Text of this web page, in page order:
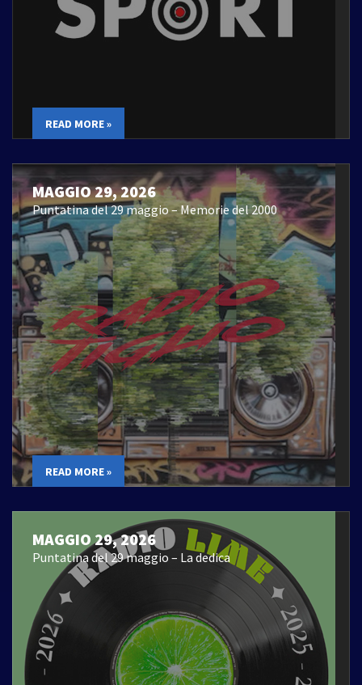
READ MORE »
MAGGIO 29, 2026
Puntatina del 29 maggio – Memorie del 2000
READ MORE »
MAGGIO 29, 2026
Puntatina del 29 maggio – La dedica